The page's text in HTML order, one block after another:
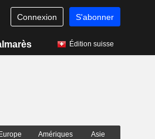
Connexion S'abonner
Édition suisse
Europe Amériques Asie